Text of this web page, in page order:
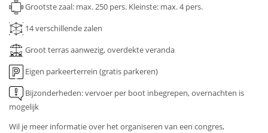
Grootste zaal: max. 250 pers. Kleinste: max. 4 pers.
14verschillende zalen
Groot terras aanwezig, overdekte veranda
Eigen parkeerterrein (gratis parkeren)
Bijzonderheden: vervoer per boot inbegrepen, overnachten is
mogelijk
Wil je meer informatie over het organiseren van een congres,